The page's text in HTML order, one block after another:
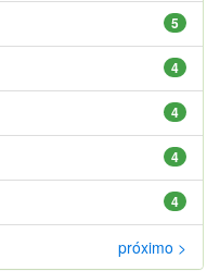
5
4
4
4
4
próximo >